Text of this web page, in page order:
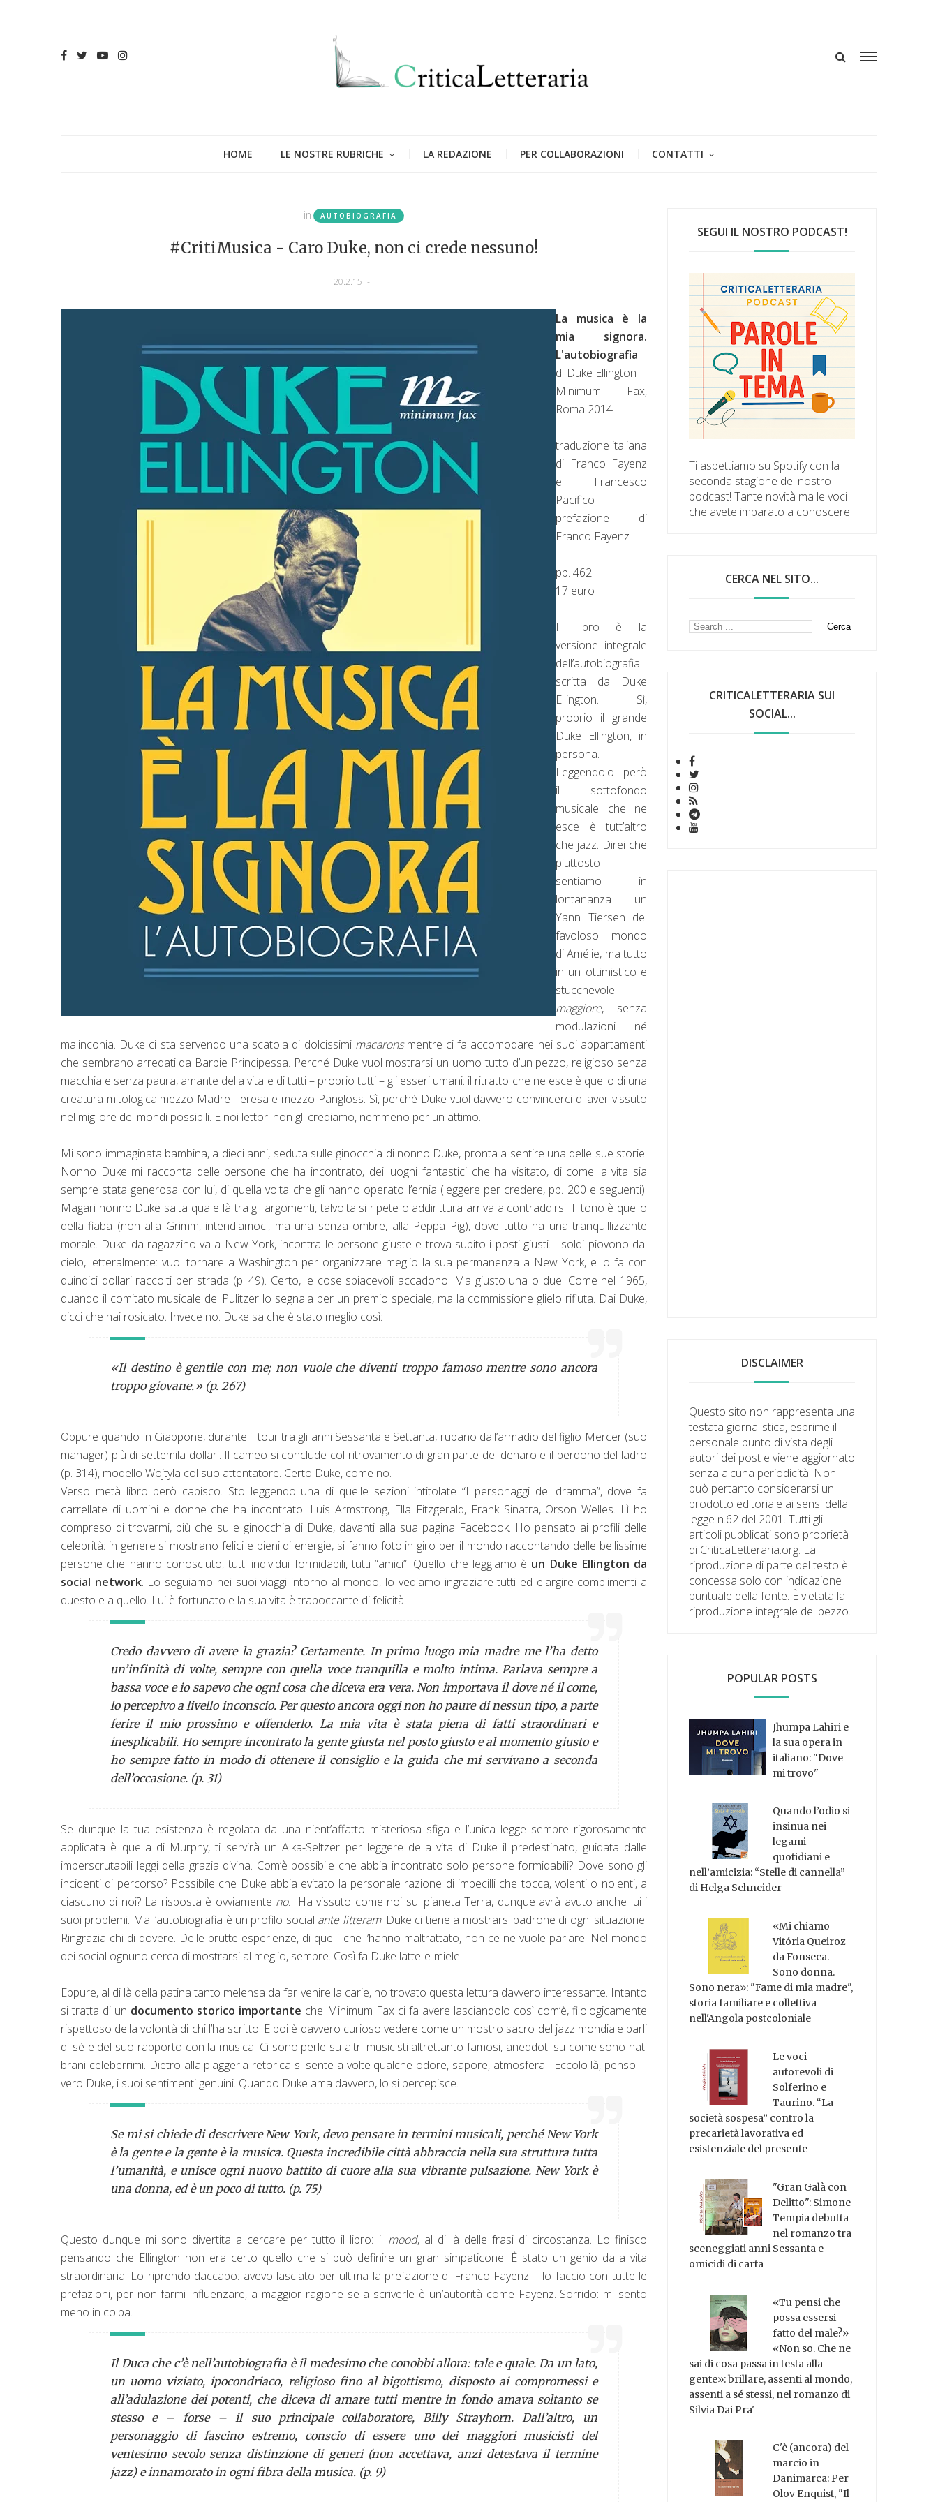
HOME LE NOSTRE RUBRICHE LA REDAZIONE PER COLLABORAZIONI CONTATTI
in AUTOBIOGRAFIA
#CritiMusica - Caro Duke, non ci crede nessuno!
20.2.15 -
La musica è la
mia signora.
L'autobiografia
di Duke Ellington
Minimum Fax,
Roma 2014
traduzione italiana
di Franco Fayenz
e Francesco
Pacifico
prefazione di
Franco Fayenz
pp. 462
17 euro
Il libro è la
versione integrale
dell’autobiografia
scritta da Duke
Ellington. Sì,
proprio il grande
Duke Ellington, in
persona.
Leggendolo però
il sottofondo
musicale che ne
esce è tutt’altro
che jazz. Direi che
piuttosto
sentiamo in
lontananza un
Yann Tiersen del
favoloso mondo
di Amélie, ma tutto
in un ottimistico e
stucchevole
maggiore, senza
modulazioni né
malinconia. Duke ci sta servendo una scatola di dolcissimi macaronsmentre ci fa accomodare nei suoi appartamenti
che sembrano arredati da Barbie Principessa. Perché Duke vuol mostrarsi un uomo tutto d’un pezzo, religioso senza
macchia e senza paura, amante della vita e di tutti – proprio tutti – gli esseri umani: il ritratto che ne esce è quello di una
creatura mitologica mezzo Madre Teresa e mezzo Pangloss. Sì, perché Duke vuol davvero convincerci di aver vissuto
nel migliore dei mondi possibili. E noi lettori non gli crediamo, nemmeno per un attimo.
Mi sono immaginata bambina, a dieci anni, seduta sulle ginocchia di nonno Duke, pronta a sentire una delle sue storie.
Nonno Duke mi racconta delle persone che ha incontrato, dei luoghi fantastici che ha visitato, di come la vita sia
sempre stata generosa con lui, di quella volta che gli hanno operato l’ernia (leggere per credere, pp. 200 e seguenti).
Magari nonno Duke salta qua e là tra gli argomenti, talvolta si ripete o addirittura arriva a contraddirsi. Il tono è quello
della fiaba (non alla Grimm, intendiamoci, ma una senza ombre, alla Peppa Pig), dove tutto ha una tranquillizzante
morale. Duke da ragazzino va a New York, incontra le persone giuste e trova subito i posti giusti. I soldi piovono dal
cielo, letteralmente: vuol tornare a Washington per organizzare meglio la sua permanenza a New York, e lo fa con
quindici dollari raccolti per strada (p. 49). Certo, le cose spiacevoli accadono. Ma giusto una o due. Come nel 1965,
quando il comitato musicale del Pulitzer lo segnala per un premio speciale, ma la commissione glielo rifiuta. Dai Duke,
dicci che hai rosicato. Invece no. Duke sa che è stato meglio così:
«Il destino è gentile con me; non vuole che diventi troppo famoso mentre sono ancora
troppo giovane.» (p. 267)
Oppure quando in Giappone, durante il tour tra gli anni Sessanta e Settanta, rubano dall’armadio del figlio Mercer (suo
manager) più di settemila dollari. Il cameo si conclude col ritrovamento di gran parte del denaro e il perdono del ladro
(p. 314), modello Wojtyla col suo attentatore. Certo Duke, come no.
Verso metà libro però capisco. Sto leggendo una di quelle sezioni intitolate “I personaggi del dramma”, dove fa
carrellate di uomini e donne che ha incontrato. Luis Armstrong, Ella Fitzgerald, Frank Sinatra, Orson Welles. Lì ho
compreso di trovarmi, più che sulle ginocchia di Duke, davanti alla sua pagina Facebook. Ho pensato ai profili delle
celebrità: in genere si mostrano felici e pieni di energie, si fanno foto in giro per il mondo raccontando delle bellissime
persone che hanno conosciuto, tutti individui formidabili, tutti “amici”. Quello che leggiamo è un Duke Ellington da
social network. Lo seguiamo nei suoi viaggi intorno al mondo, lo vediamo ingraziare tutti ed elargire complimenti a
questo e a quello. Lui è fortunato e la sua vita è traboccante di felicità.
Credo davvero di avere la grazia? Certamente. In primo luogo mia madre me l’ha detto
un’infinità di volte, sempre con quella voce tranquilla e molto intima. Parlava sempre a
bassa voce e io sapevo che ogni cosa che diceva era vera. Non importava il dove né il come,
lo percepivo a livello inconscio. Per questo ancora oggi non ho paure di nessun tipo, a parte
ferire il mio prossimo e offenderlo. La mia vita è stata piena di fatti straordinari e
inesplicabili. Ho sempre incontrato la gente giusta nel posto giusto e al momento giusto e
ho sempre fatto in modo di ottenere il consiglio e la guida che mi servivano a seconda
dell’occasione. (p. 31)
Se dunque la tua esistenza è regolata da una nient’affatto misteriosa sfiga e l’unica legge sempre rigorosamente
applicata è quella di Murphy, ti servirà un Alka-Seltzer per leggere della vita di Duke il predestinato, guidata dalle
imperscrutabili leggi della grazia divina. Com’è possibile che abbia incontrato solo persone formidabili? Dove sono gli
incidenti di percorso? Possibile che Duke abbia evitato la personale razione di imbecilli che tocca, volenti o nolenti, a
ciascuno di noi? La risposta è ovviamente no. Ha vissuto come noi sul pianeta Terra, dunque avrà avuto anche lui i
suoi problemi. Ma l’autobiografia è un profilo social ante litteram. Duke ci tiene a mostrarsi padrone di ogni situazione.
Ringrazia chi di dovere. Delle brutte esperienze, di quelli che l’hanno maltrattato, non ce ne vuole parlare. Nel mondo
dei social ognuno cerca di mostrarsi al meglio, sempre. Così fa Duke latte-e-miele.
Eppure, al di là della patina tanto melensa da far venire la carie, ho trovato questa lettura davvero interessante. Intanto
si tratta di un documento storico importante che Minimum Fax ci fa avere lasciandolo così com’è, filologicamente
rispettoso della volontà di chi l’ha scritto. E poi è davvero curioso vedere come un mostro sacro del jazz mondiale parli
di sé e del suo rapporto con la musica. Ci sono perle su altri musicisti altrettanto famosi, aneddoti su come sono nati
brani celeberrimi. Dietro alla piaggeria retorica si sente a volte qualche odore, sapore, atmosfera. Eccolo là, penso. Il
vero Duke, i suoi sentimenti genuini. Quando Duke ama davvero, lo si percepisce.
Se mi si chiede di descrivere New York, devo pensare in termini musicali, perché New York
è la gente e la gente è la musica. Questa incredibile città abbraccia nella sua struttura tutta
l’umanità, e unisce ogni nuovo battito di cuore alla sua vibrante pulsazione. New York è
una donna, ed è un poco di tutto. (p. 75)
Questo dunque mi sono divertita a cercare per tutto il libro: il mood, al di là delle frasi di circostanza. Lo finisco
pensando che Ellington non era certo quello che si può definire un gran simpaticone. È stato un genio dalla vita
straordinaria. Lo riprendo daccapo: avevo lasciato per ultima la prefazione di Franco Fayenz – lo faccio con tutte le
prefazioni, per non farmi influenzare, a maggior ragione se a scriverle è un’autorità come Fayenz. Sorrido: mi sento
meno in colpa.
Il Duca che c’è nell’autobiografia è il medesimo che conobbi allora: tale e quale. Da un lato,
un uomo viziato, ipocondriaco, religioso fino al bigottismo, disposto ai compromessi e
all’adulazione dei potenti, che diceva di amare tutti mentre in fondo amava soltanto se
stesso e – forse – il suo principale collaboratore, Billy Strayhorn. Dall’altro, un
personaggio di fascino estremo, conscio di essere uno dei maggiori musicisti del
ventesimo secolo senza distinzione di generi (non accettava, anzi detestava il termine
jazz) e innamorato in ogni fibra della musica. (p. 9)
SEGUI IL NOSTRO PODCAST!
Ti aspettiamo su Spotify con la
seconda stagione del nostro
podcast! Tante novità ma le voci
che avete imparato a conoscere.
CERCA NEL SITO...
CRITICALETTERARIA SUI
SOCIAL...
DISCLAIMER
Questo sito non rappresenta una
testata giornalistica, esprime il
personale punto di vista degli
autori dei post e viene aggiornato
senza alcuna periodicità. Non
può pertanto considerarsi un
prodotto editoriale ai sensi della
legge n.62 del 2001. Tutti gli
articoli pubblicati sono proprietà
di CriticaLetteraria.org. La
riproduzione di parte del testo è
concessa solo con indicazione
puntuale della fonte. È vietata la
riproduzione integrale del pezzo.
POPULAR POSTS
Jhumpa Lahiri e
la sua opera in
italiano: "Dove
mi trovo"
Quando l’odio si
insinua nei
legami
quotidiani e
nell’amicizia: “Stelle di cannella”
di Helga Schneider
«Mi chiamo
Vitória Queiroz
da Fonseca.
Sono donna.
Sono nera»: "Fame di mia madre",
storia familiare e collettiva
nell'Angola postcoloniale
Le voci
autorevoli di
Solferino e
Taurino. “La
società sospesa” contro la
precarietà lavorativa ed
esistenziale del presente
"Gran Galà con
Delitto": Simone
Tempia debutta
nel romanzo tra
sceneggiati anni Sessanta e
omicidi di carta
«Tu pensi che
possa essersi
fatto del male?»
«Non so. Che ne
sai di cosa passa in testa alla
gente»: brillare, assenti al mondo,
assenti a sé stessi, nel romanzo di
Silvia Dai Pra'
C'è (ancora) del
marcio in
Danimarca: Per
Olov Enquist, "Il